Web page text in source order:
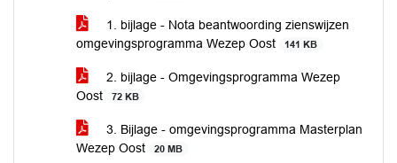
1. bijlage - Nota beantwoording zienswijzen
omgevingsprogramma Wezep Oost
141 KB
2. bijlage - Omgevingsprogramma Wezep
Oost
72 KB
3. Bijlage - omgevingsprogramma Masterplan
Wezep Oost
20 MB